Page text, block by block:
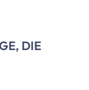
DIE